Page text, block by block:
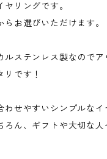
リングです。
お選びいただけます。
ルステンレス製なのでア
リです！
わせやすいシンプルなイ
ろん、ギフトや大切な